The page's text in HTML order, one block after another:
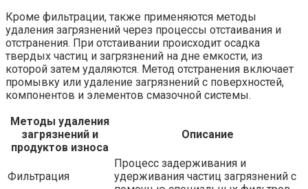
Кроме фильтрации, также применяются методы
удаления загрязнений через процессы отстаивания и
отстранения. При отстаивании происходит осадка
твердых частиц и загрязнений на дне емкости, из
которой затем удаляются. Метод отстранения включает
промывку или удаление загрязнений с поверхностей,
компонентов и элементов смазочной системы.
Методы удаления
загрязнений и
продуктов износа
Описание
Фильтрация
Процесс задерживания и
удерживания частиц загрязнений с